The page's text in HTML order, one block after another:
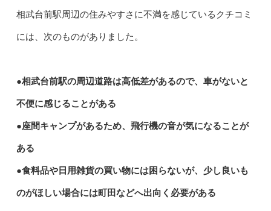
相武台前駅周辺の住みやすさに不満を感じているクチコミ
には、次のものがありました。
●相武台前駅の周辺道路は高低差があるので、車がないと
不便に感じることがある
●座間キャンプがあるため、飛行機の音が気になることが
ある
●食料品や日用雑貨の買い物には困らないが、少し良いも
のがほしい場合には町田などへ出向く必要がある